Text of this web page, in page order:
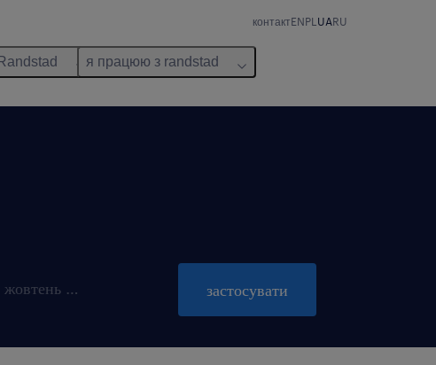
контактENPL UARU
я працюю з randstad
пропозиція діє до 31 жовтень 2026 застосувати